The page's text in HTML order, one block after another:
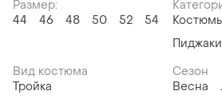
Размер:
44
46 48 50 52 54
Вид костюма
Тройка
Сезон
Весна